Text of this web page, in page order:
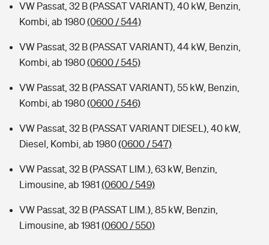
VW Passat, 32 B (PASSAT VARIANT), 40 kW, Benzin,
Kombi, ab 1980(0600 / 544)
VW Passat, 32 B (PASSAT VARIANT), 44 kW, Benzin,
Kombi, ab 1980(0600 / 545)
VW Passat, 32 B (PASSAT VARIANT), 55 kW, Benzin,
Kombi, ab 1980(0600 / 546)
VW Passat, 32 B (PASSAT VARIANT DIESEL), 40 kW,
Diesel, Kombi, ab 1980(0600 / 547)
VW Passat, 32 B (PASSAT LIM.), 63 kW, Benzin,
Limousine, ab 1981 (0600 / 549)
VW Passat, 32 B (PASSAT LIM.), 85 kW, Benzin,
Limousine, ab 1981 (0600 / 550)